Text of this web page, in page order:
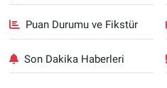
Puan Durumu ve Fikstür
Son Dakika Haberleri